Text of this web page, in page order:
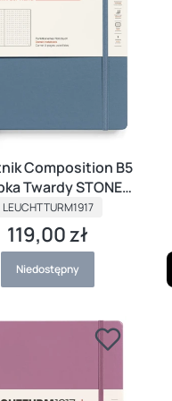
Composition B5
Twardy STONE
BLUE
PRODUCENT
LEUCHTTURM1917
Cena
119,00 zł
Niedostępny